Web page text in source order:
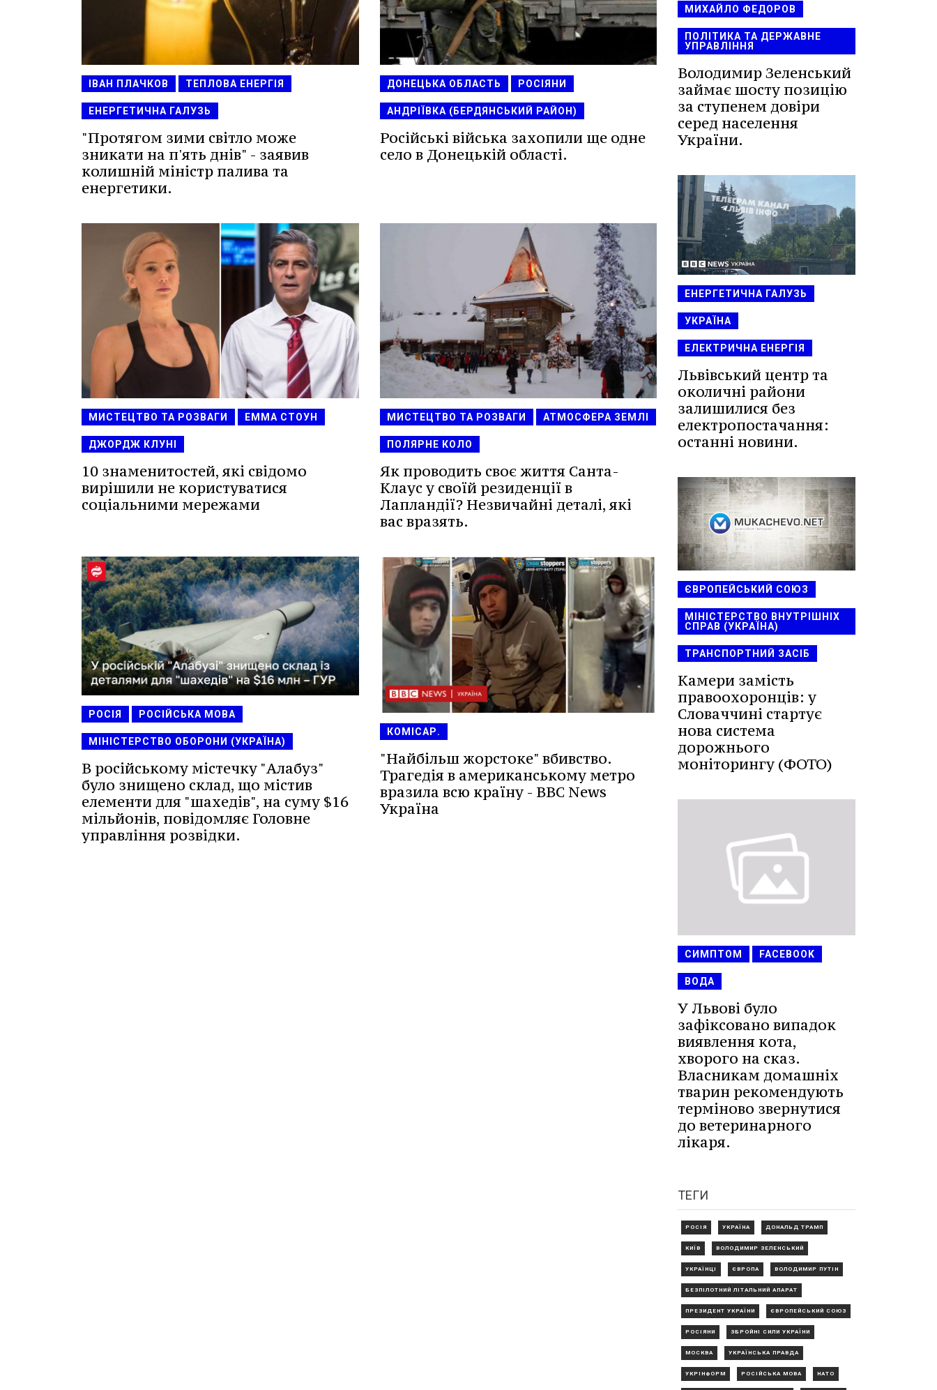
ІВАН ПЛАЧКОВ ТЕПЛОВА ЕНЕРГІЯ
ЕНЕРГЕТИЧНА ГАЛУЗЬ
"Протягом зими світло може
зникати на п'ять днів" - заявив
колишній міністр палива та
енергетики.
ДОНЕЦЬКА ОБЛАСТЬ РОСІЯНИ
АНДРІЇВКА (БЕРДЯНСЬКИЙ РАЙОН)
Російські війська захопили ще одне
село в Донецькій області.
МИСТЕЦТВО ТА РОЗВАГИ ЕММА СТОУН
ДЖОРДЖ КЛУНІ
10 знаменитостей, які свідомо
вирішили не користуватися
соціальними мережами
МИСТЕЦТВО ТА РОЗВАГИ АТМОСФЕРА ЗЕМЛІ
ПОЛЯРНЕ КОЛО
Як проводить своє життя Санта-
Клаус у своїй резиденції в
Лапландії? Незвичайні деталі, які
вас вразять.
РОСІЯ РОСІЙСЬКА МОВА
МІНІСТЕРСТВО ОБОРОНИ (УКРАЇНА)
В російському містечку "Алабуз"
було знищено склад, що містив
елементи для "шахедів", на суму $16
мільйонів, повідомляє Головне
управління розвідки.
КОМІСАР.
"Найбільш жорстоке" вбивство.
Трагедія в американському метро
вразила всю країну - BBC News
Україна
МИХАЙЛО ФЕДОРОВ
ПОЛІТИКА ТА ДЕРЖАВНЕ
УПРАВЛІННЯ
Володимир Зеленський
займає шосту позицію
за ступенем довіри
серед населення
України.
ЕНЕРГЕТИЧНА ГАЛУЗЬ
УКРАЇНА
ЕЛЕКТРИЧНА ЕНЕРГІЯ
Львівський центр та
околичні райони
залишилися без
електропостачання:
останні новини.
ЄВРОПЕЙСЬКИЙ СОЮЗ
МІНІСТЕРСТВО ВНУТРІШНІХ
СПРАВ (УКРАЇНА)
ТРАНСПОРТНИЙ ЗАСІБ
Камери замість
правоохоронців: у
Словаччині стартує
нова система
дорожнього
моніторингу (ФОТО)
СИМПТОМ FACEBOOK
ВОДА
У Львові було
зафіксовано випадок
виявлення кота,
хворого на сказ.
Власникам домашніх
тварин рекомендують
терміново звернутися
до ветеринарного
лікаря.
ТЕГИ
РОСІЯ УКРАЇНА ДОНАЛЬД ТРАМП
КИЇВ ВОЛОДИМИР ЗЕЛЕНСЬКИЙ
УКРАЇНЦІ ЄВРОПА ВОЛОДИМИР ПУТІН
БЕЗПІЛОТНИЙ ЛІТАЛЬНИЙ АПАРАТ
ПРЕЗИДЕНТ УКРАЇНИ ЄВРОПЕЙСЬКИЙ СОЮЗ
РОСІЯНИ ЗБРОЙНІ СИЛИ УКРАЇНИ
МОСКВА УКРАЇНСЬКА ПРАВДА
УКРІНФОРМ РОСІЙСЬКА МОВА НАТО